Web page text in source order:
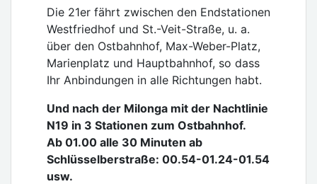
Die 21er fährt zwischen den Endstationen
Westfriedhof und St.-Veit-Straße, u. a.
über den Ostbahnhof, Max-Weber-Platz,
Marienplatz und Hauptbahnhof, so dass
Ihr Anbindungen in alle Richtungen habt.
Und nach der Milonga mit der Nachtlinie
N19 in 3 Stationen zum Ostbahnhof.
Ab 01.00 alle 30 Minuten ab
Schlüsselberstraße: 00.54-01.24-01.54
usw.